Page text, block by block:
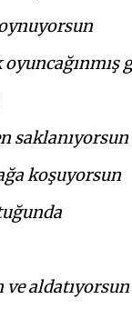
saklanıyorsun
koşuyorsun
ve aldatıyorsun